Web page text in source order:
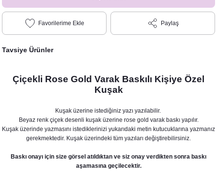
Paylaş
Tavsiye Ürünler
Çiçekli Rose Gold Varak Baskılı Kişiye Özel
Kuşak
Kuşak üzerine istediğiniz yazı yazılabilir.
Beyaz renk çiçek desenli kuşak üzerine rose gold varak baskı yapılır.
Kuşak üzerinde yazmasını istediklerinizi yukarıdaki metin kutucuklarına yazmanız
gerekmektedir. Kuşak üzerindeki tüm yazıları değiştirebilirsiniz.
Baskı onayı için size görsel atıldıktan ve siz onay verdikten sonra baskı
aşamasına geçilecektir.